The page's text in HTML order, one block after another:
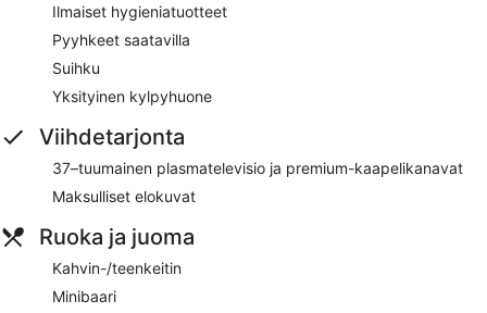
Ilmaiset hygieniatuotteet
Pyyhkeet saatavilla
Suihku
Yksityinen kylpyhuone
Viihdetarjonta
37–tuumainen plasmatelevisio ja premium-kaapelikanavat
Maksulliset elokuvat
Ruoka ja juoma
Kahvin-/teenkeitin
Minibaari